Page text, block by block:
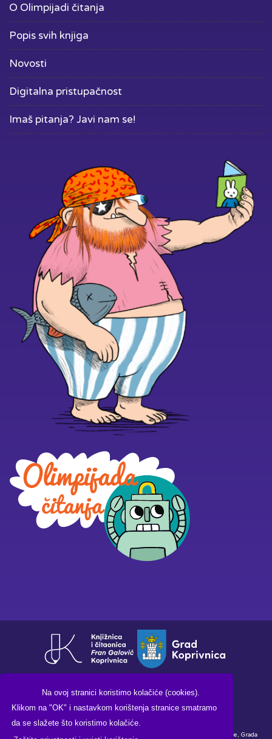
Na ovoj stranici koristimo kolačiće (cookies).
Klikom na "OK" i nastavkom korištenja stranice smatramo
da se slažete što koristimo kolačiće.
O Olimpijadi čitanja
Popis svih knjiga
Novosti
Digitalna pristupačnost
Imaš pitanja? Javi nam se!
Financirano sredstvima Ministarstva kulture i medija Republike Hrvatske, Grada